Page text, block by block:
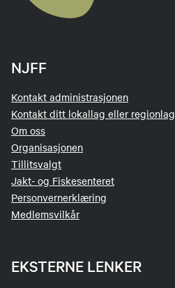
NJFF
Kontakt administrasjonen
Kontakt ditt lokallag eller regionlag
Om oss
Organisasjonen
Tillitsvalgt
Jakt- og Fiskesenteret
Personvernerklæring
Medlemsvilkår
EKSTERNE LENKER